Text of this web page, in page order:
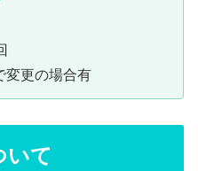
更の場合有
いて